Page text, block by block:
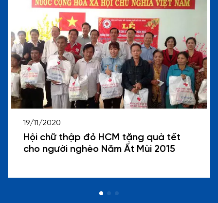
19/11/2020
Hội chữ thập đỏ HCM tặng quà tết
cho người nghèo Năm Ất Mùi 2015